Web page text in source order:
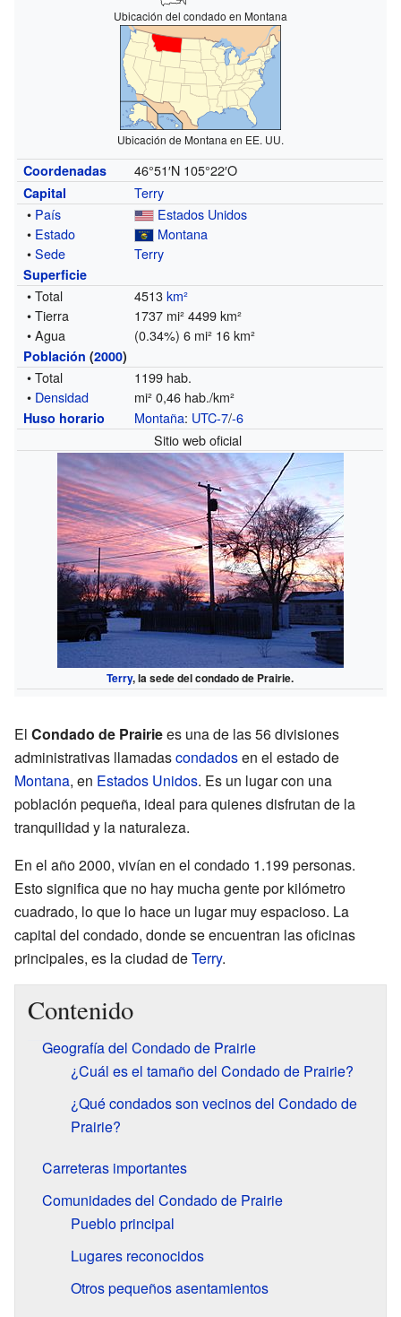
Ubicación del condado en Montana
Ubicación de Montana en EE. UU.
Coordenadas 46°51′N 105°22′O
Capital
Terry
• País
Estados Unidos
• Estado
Montana
•Sede Terry
Superficie
• Total 4513km²
• Tierra
1737 mi² 4499 km²
• Agua
(0.34%) 6 mi² 16 km²
Población (2000)
• Total
1199 hab.
• Densidad mi² 0,46 hab./km²
Huso horario Montaña: UTC-7/-6
Sitio web oficial
Terry, la sede del condado de Prairie.
El Condado de Prairiees una de las 56 divisiones
administrativas llamadascondadosen el estado de
Montana, en Estados Unidos. Es un lugar con una
población pequeña, ideal para quienes disfrutan de la
tranquilidad y la naturaleza.
En el año 2000, vivían en el condado 1.199 personas.
Esto significa que no hay mucha gente por kilómetro
cuadrado, lo que lo hace un lugar muy espacioso. La
capital del condado, donde se encuentran las oficinas
principales, es la ciudad deTerry.
Contenido
Geografía del Condado de Prairie
¿Cuál es el tamaño del Condado de Prairie?
¿Qué condados son vecinos del Condado de
Prairie?
Carreteras importantes
Comunidades del Condado de Prairie
Pueblo principal
Lugares reconocidos
Otros pequeños asentamientos